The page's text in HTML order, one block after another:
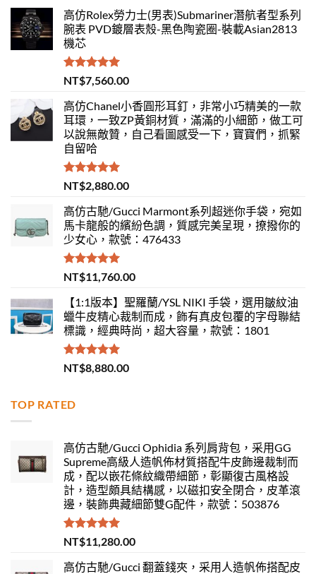
高仿Rolex勞力士(男表)Submariner潛航者型系列
腕表 PVD鍍層表殼-黑色陶瓷圈-裝載Asian2813
機芯
評分 5.00
滿分 5
NT$7,560.00
高仿Chanel小香圓形耳釘，非常小巧精美的一款
耳環，一致ZP黃銅材質，滿滿的小細節，做工可
以說無敵贊，自己看圖感受一下，寶寶們，抓緊
自留哈
評分 5.00
滿分 5
NT$2,880.00
高仿古馳/Gucci Marmont系列超迷你手袋，宛如
馬卡龍般的繽紛色調，質感完美呈現，撩撥你的
少女心，款號：476433
評分5.00
滿分 5
NT$11,760.00
【1:1版本】聖羅蘭/YSL NIKI 手袋，選用皺紋油
蠟牛皮精心裁制而成，飾有真皮包覆的字母聯結
標識，經典時尚，超大容量，款號：1801
評分 5.00
滿分 5
NT$8,880.00
TOP RATED
高仿古馳/Gucci Ophidia 系列肩背包，采用GG
Supreme高級人造帆佈材質搭配牛皮飾邊裁制而
成，配以嵌花條紋織帶細節，彰顯復古風格設
計，造型頗具結構感，以磁扣安全閉合，皮革滾
邊，裝飾典藏細節雙G配件，款號：503876
評分5.00
滿分 5
NT$11,280.00
高仿古馳/Gucci 翻蓋錢夾，采用人造帆佈搭配皮